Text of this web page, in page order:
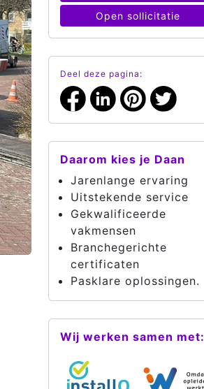
Open sollicitatie
Deel deze pagina:
Daarom kies je Daan
Jarenlange ervaring
Uitstekende service
Gekwalificeerde
vakmensen
Branchegerichte
certificaten
Pasklare oplossingen.
Wij werken samen met: